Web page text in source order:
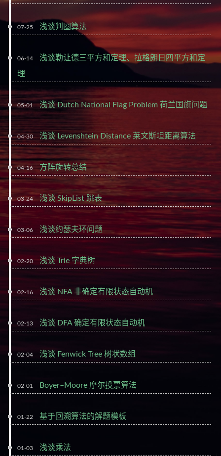
07-25 浅谈判圈算法
06-14
浅谈勒让德三平方和定理、拉格朗日四平方和定
理
05-01 浅谈 Dutch National Flag Problem 荷兰国旗问题
04-30 浅谈 Levenshtein Distance 莱文斯坦距离算法
04-16 方阵旋转总结
03-24 浅谈 SkipList 跳表
03-06 浅谈约瑟夫环问题
02-20 浅谈 Trie 字典树
02-16 浅谈 NFA 非确定有限状态自动机
02-13 浅谈 DFA 确定有限状态自动机
02-04 浅谈 Fenwick Tree 树状数组
02-01 Boyer–Moore 摩尔投票算法
01-22 基于回溯算法的解题模板
01-03 浅谈乘法